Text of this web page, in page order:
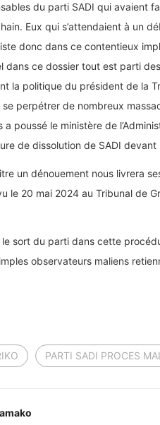
du parti SADI qui avaient
Eux qui s’attendaient à un
donc dans ce contentieux
dans ce dossier tout est parti
la politique du président de la
se perpétrer de nombreux
poussé le ministère de
de dissolution de SADI devant
un dénouement nous livrera
le 20 mai 2024 au Tribunal de
sort du parti dans cette
observateurs maliens
PARTI SADI PROCES